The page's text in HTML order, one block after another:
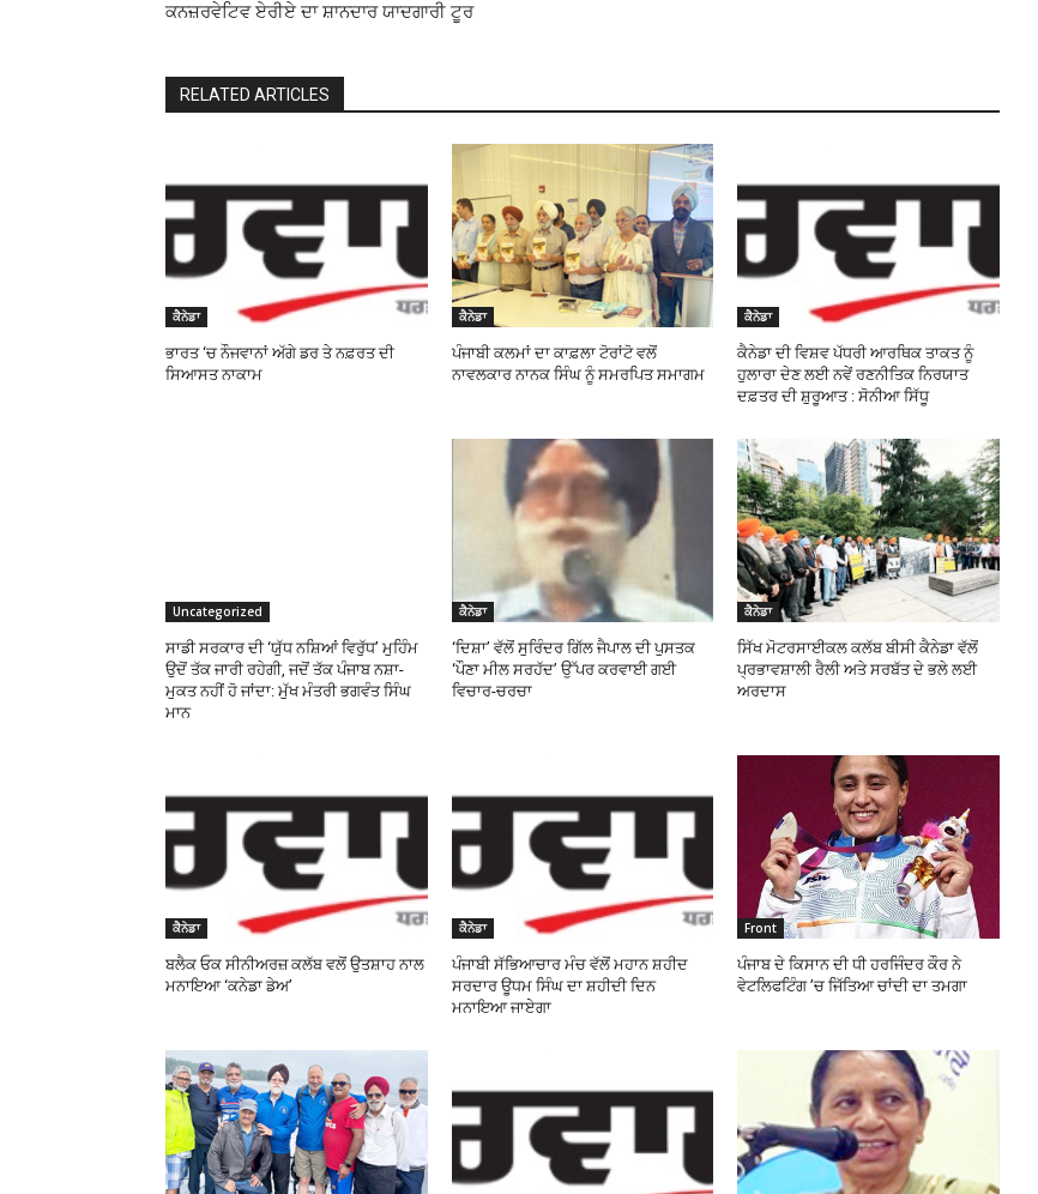
ਕਨਜ਼ਰਵੇਟਿਵ ਏਰੀਏ ਦਾ ਸ਼ਾਨਦਾਰ ਯਾਦਗਾਰੀ ਟੂਰ
RELATED ARTICLES
ਕੈਨੇਡਾ
ਭਾਰਤ ‘ਚ ਨੌਜਵਾਨਾਂ ਅੱਗੇ ਡਰ ਤੇ ਨਫ਼ਰਤ ਦੀ
ਸਿਆਸਤ ਨਾਕਾਮ
ਕੈਨੇਡਾ
ਪੰਜਾਬੀ ਕਲਮਾਂ ਦਾ ਕਾਫ਼ਲਾ ਟੋਰਾਂਟੋ ਵਲੋਂ
ਨਾਵਲਕਾਰ ਨਾਨਕ ਸਿੰਘ ਨੂੰ ਸਮਰਪਿਤ ਸਮਾਗਮ
ਕੈਨੇਡਾ
ਕੈਨੇਡਾ ਦੀ ਵਿਸ਼ਵ ਪੱਧਰੀ ਆਰਥਿਕ ਤਾਕਤ ਨੂੰ
ਹੁਲਾਰਾ ਦੇਣ ਲਈ ਨਵੇਂ ਰਣਨੀਤਿਕ ਨਿਰਯਾਤ
ਦਫ਼ਤਰ ਦੀ ਸ਼ੁਰੂਆਤ : ਸੋਨੀਆ ਸਿੱਧੂ
Uncategorized
ਸਾਡੀ ਸਰਕਾਰ ਦੀ ‘ਯੁੱਧ ਨਸ਼ਿਆਂ ਵਿਰੁੱਧ’ ਮੁਹਿੰਮ
ਉਦੋਂ ਤੱਕ ਜਾਰੀ ਰਹੇਗੀ, ਜਦੋਂ ਤੱਕ ਪੰਜਾਬ ਨਸ਼ਾ-
ਮੁਕਤ ਨਹੀਂ ਹੋ ਜਾਂਦਾ: ਮੁੱਖ ਮੰਤਰੀ ਭਗਵੰਤ ਸਿੰਘ
ਮਾਨ
ਕੈਨੇਡਾ
‘ਦਿਸ਼ਾ’ ਵੱਲੋਂ ਸੁਰਿੰਦਰ ਗਿੱਲ ਜੈਪਾਲ ਦੀ ਪੁਸਤਕ
‘ਪੌਣਾ ਮੀਲ ਸਰਹੱਦ’ ਉੱਪਰ ਕਰਵਾਈ ਗਈ
ਵਿਚਾਰ-ਚਰਚਾ
ਕੈਨੇਡਾ
ਸਿੱਖ ਮੋਟਰਸਾਈਕਲ ਕਲੱਬ ਬੀਸੀ ਕੈਨੇਡਾ ਵੱਲੋਂ
ਪ੍ਰਭਾਵਸ਼ਾਲੀ ਰੈਲੀ ਅਤੇ ਸਰਬੱਤ ਦੇ ਭਲੇ ਲਈ
ਅਰਦਾਸ
ਕੈਨੇਡਾ
ਬਲੈਕ ਓਕ ਸੀਨੀਅਰਜ਼ ਕਲੱਬ ਵਲੋਂ ਉਤਸ਼ਾਹ ਨਾਲ
ਮਨਾਇਆ ‘ਕਨੇਡਾ ਡੇਅ’
ਕੈਨੇਡਾ
ਪੰਜਾਬੀ ਸੱਭਿਆਚਾਰ ਮੰਚ ਵੱਲੋਂ ਮਹਾਨ ਸ਼ਹੀਦ
ਸਰਦਾਰ ਊਧਮ ਸਿੰਘ ਦਾ ਸ਼ਹੀਦੀ ਦਿਨ
ਮਨਾਇਆ ਜਾਏਗਾ
Front
ਪੰਜਾਬ ਦੇ ਕਿਸਾਨ ਦੀ ਧੀ ਹਰਜਿੰਦਰ ਕੌਰ ਨੇ
ਵੇਟਲਿਫਟਿੰਗ ’ਚ ਜਿੱਤਿਆ ਚਾਂਦੀ ਦਾ ਤਮਗਾ